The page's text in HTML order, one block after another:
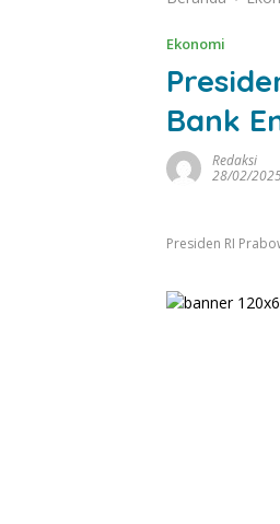
Ekonomi
Bank
Redaksi
28/02/
Presiden RI